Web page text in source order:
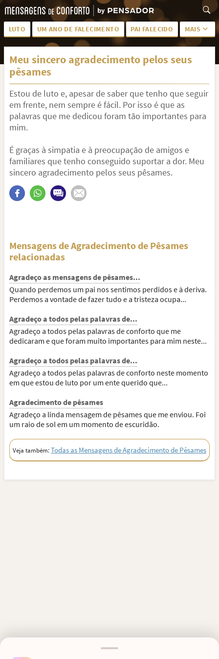
LUTO UM ANO DE FALECIMENTO PAI FALECIDO MAIS
LUTO PARA AMIGA PALAVRAS
SAUDADES DA MÃE
PÊSAMES PARA AMIGA DESCANSE EM PAZ
MEUS SENTIMENTOS PÊSAMES PARA AMIGO
FRASES DE LUTO PARA AMIGO FIM DE NAMORO
Meu sincero agradecimento pelos seus
pêsames
Estou de luto e, apesar de saber que tenho que seguir
em frente, nem sempre é fácil. Por isso é que as
palavras que me dedicou foram tão importantes para
mim.
É graças à simpatia e à preocupação de amigos e
familiares que tenho conseguido suportar a dor. Meu
sincero agradecimento pelos seus pêsames.
Mensagens de Agradecimento de Pêsames
relacionadas
Agradeço as mensagens de pêsames...
Quando perdemos um pai nos sentimos perdidos e à deriva.
Perdemos a vontade de fazer tudo e a tristeza ocupa...
Agradeço a todos pelas palavras de...
Agradeço a todos pelas palavras de conforto que me
dedicaram e que foram muito importantes para mim neste...
Agradeço a todos pelas palavras de...
Agradeço a todos pelas palavras de conforto neste momento
em que estou de luto por um ente querido que...
Agradecimento de pêsames
Agradeço a linda mensagem de pêsames que me enviou. Foi
um raio de sol em um momento de escuridão.
Veja também:Todas as Mensagens de Agradecimento de Pêsames
MENSAGENS RELACIONADAS